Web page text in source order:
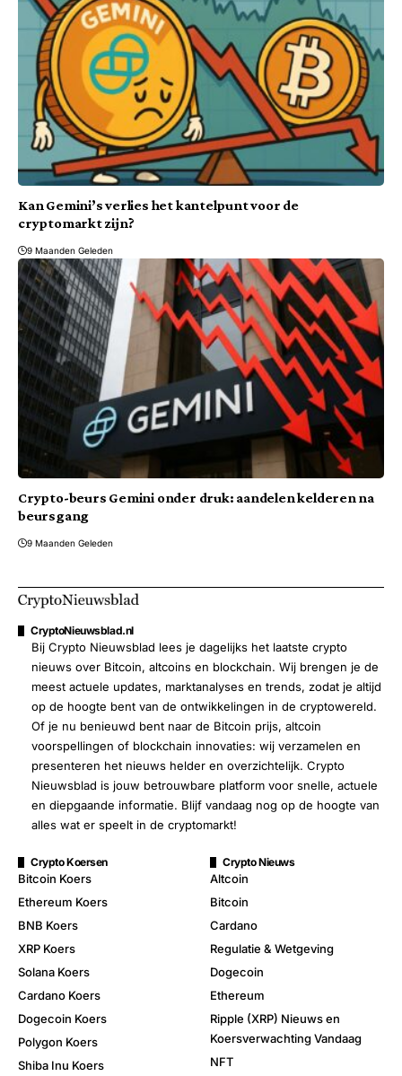
Kan Gemini’s verlies het kantelpunt voor de
cryptomarkt zijn?
9 Maanden Geleden
Crypto-beurs Gemini onder druk: aandelen kelderen na
beursgang
9 Maanden Geleden
CryptoNieuwsblad.nl
Bij Crypto Nieuwsblad lees je dagelijks het laatste crypto
nieuws over Bitcoin, altcoins en blockchain. Wij brengen je de
meest actuele updates, marktanalyses en trends, zodat je altijd
op de hoogte bent van de ontwikkelingen in de cryptowereld.
Of je nu benieuwd bent naar de Bitcoin prijs, altcoin
voorspellingen of blockchain innovaties: wij verzamelen en
presenteren het nieuws helder en overzichtelijk. Crypto
Nieuwsblad is jouw betrouwbare platform voor snelle, actuele
en diepgaande informatie. Blijf vandaag nog op de hoogte van
alles wat er speelt in de cryptomarkt!
Crypto Koersen
Bitcoin Koers
Ethereum Koers
BNB Koers
XRP Koers
Solana Koers
Cardano Koers
Dogecoin Koers
Polygon Koers
Shiba Inu Koers
Crypto Nieuws
Altcoin
Bitcoin
Cardano
Regulatie & Wetgeving
Dogecoin
Ethereum
Ripple (XRP) Nieuws en
Koersverwachting Vandaag
NFT